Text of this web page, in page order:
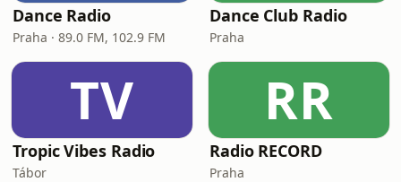
Dance Radio
Praha · 89.0 FM, 102.9 FM
Dance Club Radio
Praha
TV
Tropic Vibes Radio
Tábor
RR
Radio RECORD
Praha